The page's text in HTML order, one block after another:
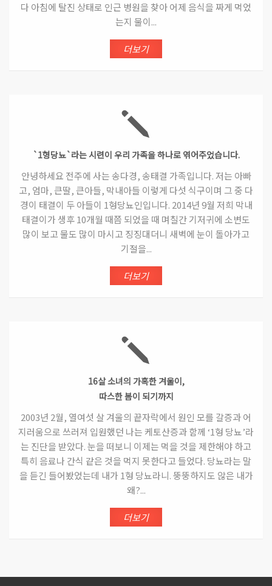
다 아침에 탈진 상태로 인근 병원을 찾아 어제 음식을 짜게 먹었
는지 물이...
더보기
`1형당뇨`라는 시련이 우리 가족을 하나로 엮어주었습니다.
안녕하세요 전주에 사는 송다경, 송태결 가족입니다. 저는 아빠
고, 엄마, 큰딸, 큰아들, 막내아들 이렇게 다섯 식구이며 그 중 다
경이 태결이 두 아들이 1형당뇨인입니다. 2014년 9월 저희 막내
태결이가 생후 10개월 때쯤 되었을 때 며칠간 기저귀에 소변도
많이 보고 물도 많이 마시고 징징대더니 새벽에 눈이 돌아가고
기절을...
더보기
16살 소녀의 가혹한 겨울이,
따스한 봄이 되기까지
2003년 2월, 열여섯 살 겨울의 끝자락에서 원인 모를 갈증과 어
지러움으로 쓰러져 입원했던 나는 케토산증과 함께 ‘1형 당뇨’라
는 진단을 받았다. 눈을 떠보니 이제는 먹을 것을 제한해야 하고
특히 음료나 간식 같은 것을 먹지 못한다고 들었다. 당뇨라는 말
을 듣긴 들어봤었는데 내가 1형 당뇨라니. 뚱뚱하지도 않은 내가
왜?...
더보기